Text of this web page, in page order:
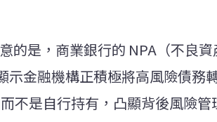
的是，商業銀行的 NPA（不良
示金融機構正積極將高風險債務
而不是自行持有，凸顯背後風險